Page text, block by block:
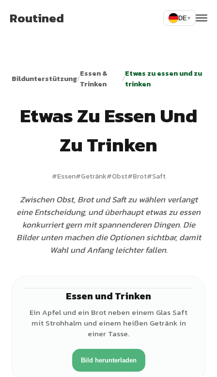
Routined DE▾
Bildunterstützung/Essen &
Trinken
/Etwas zu essen und zu
trinken
Etwas Zu Essen Und
Zu Trinken
#Essen#Getränk#Obst#Brot#Saft
Zwischen Obst, Brot und Saft zu wählen verlangt
eine Entscheidung, und überhaupt etwas zu essen
konkurriert gern mit spannenderen Dingen. Die
Bilder unten machen die Optionen sichtbar, damit
Wahl und Anfang leichter fallen.
Essen und Trinken
Ein Apfel und ein Brot neben einem Glas Saft
mit Strohhalm und einem heißen Getränk in
einer Tasse.
Bild herunterladen